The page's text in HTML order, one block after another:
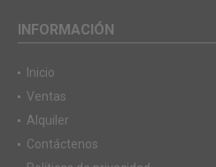
INFORMACIÓN
Inicio
Ventas
Alquiler
Contáctenos